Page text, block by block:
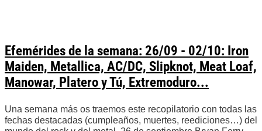
Efemérides de la semana: 26/09 - 02/10: Iron
Maiden, Metallica, AC/DC, Slipknot, Meat Loaf,
Manowar, Platero y Tú, Extremoduro...
Una semana más os traemos este recopilatorio con todas las
fechas destacadas (cumpleaños, muertes, reediciones…) del